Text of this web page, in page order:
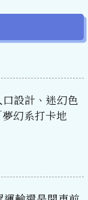
設計、迷幻色
幻系打卡地